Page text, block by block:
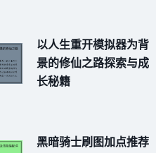
以人生重开模拟器为背
景的修仙之路探索与成
长秘籍
黑暗骑士刷图加点推荐